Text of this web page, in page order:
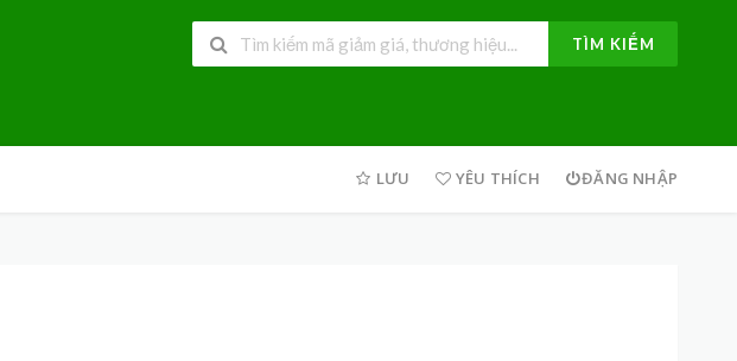
TÌM KIẾM
LƯU YÊU THÍCH ĐĂNG NHẬP